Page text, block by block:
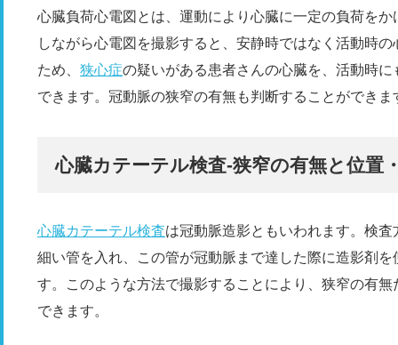
心臓負荷心電図とは、運動により心臓に一定の負荷を
しながら心電図を撮影すると、安静時ではなく活動時
ため、 狭心症の疑いがある患者さんの心臓を、活動時
できます。冠動脈の狭窄の有無も判断することができま
心臓カテーテル検査-狭窄の有無と位置
心臓カテーテル検査は冠動脈造影ともいわれます。検
細い管を入れ、この管が冠動脈まで達した際に造影剤
す。このような方法で撮影することにより、狭窄の有
できます。